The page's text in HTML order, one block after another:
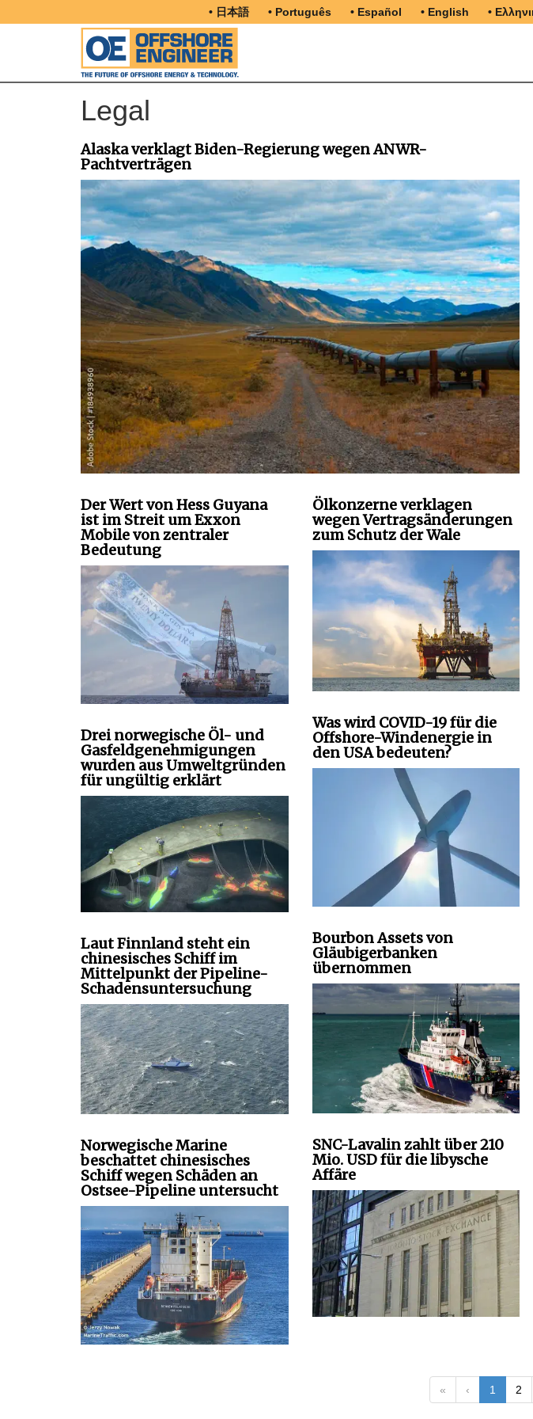
• 日本語 • Português • Español • English •
Legal
Alaska verklagt Biden-Regierung wegen ANWR-
Pachtverträgen
Der Wert von Hess Guyana
ist im Streit um Exxon
Mobile von zentraler
Bedeutung
Drei norwegische Öl- und
Gasfeldgenehmigungen
wurden aus Umweltgründen
für ungültig erklärt
Laut Finnland steht ein
chinesisches Schiff im
Mittelpunkt der Pipeline-
Schadensuntersuchung
Norwegische Marine
beschattet chinesisches
Schiff wegen Schäden an
Ostsee-Pipeline untersucht
Ölkonzerne verklagen
wegen Vertragsänderungen
zum Schutz der Wale
Was wird COVID-19 für die
Offshore-Windenergie in
den USA bedeuten?
Bourbon Assets von
Gläubigerbanken
übernommen
SNC-Lavalin zahlt über 210
Mio. USD für die libysche
Affäre
« ‹ 1 2